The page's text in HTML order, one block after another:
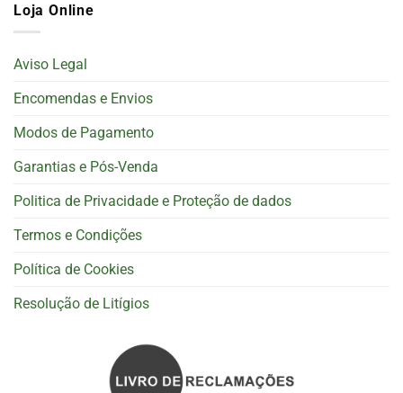
Loja Online
Aviso Legal
Encomendas e Envios
Modos de Pagamento
Garantias e Pós-Venda
Politica de Privacidade e Proteção de dados
Termos e Condições
Política de Cookies
Resolução de Litígios